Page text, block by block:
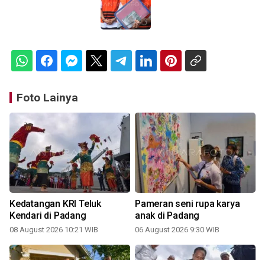
Foto Lainya
Kedatangan KRI Teluk
Kendari di Padang
08 August 2026 10:21 WIB
Pameran seni rupa karya
anak di Padang
06 August 2026 9:30 WIB